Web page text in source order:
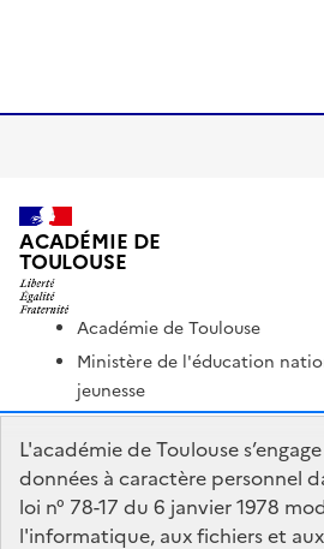
ACADÉMIE DE
TOULOUSE
Académie de Toulouse
Ministère de l'éducation
jeunesse
Ministère de l'enseignement
recherche
Portail Pédagogique
Nous
L'académie de Toulouse
données à caractère personnel
loi n° 78-17 du 6 janvier 1978
l'informatique, aux fichiers et